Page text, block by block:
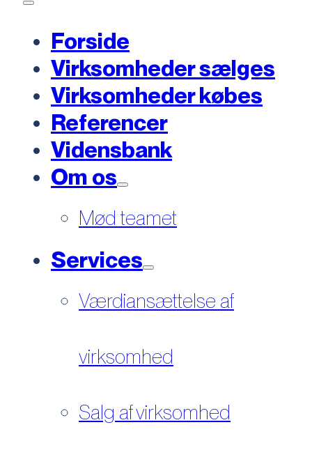
Forside
Virksomheder sælges
Virksomheder købes
Referencer
Vidensbank
Om os
Mød teamet
Services
Værdiansættelse af
virksomhed
Salg af virksomhed